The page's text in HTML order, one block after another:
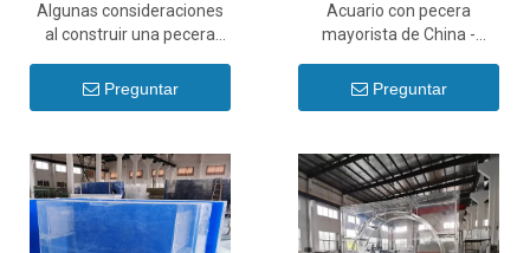
Algunas consideraciones
al construir una pecera
Acrylic
Preguntar
Acuario con pecera
mayorista de China -
Preguntar